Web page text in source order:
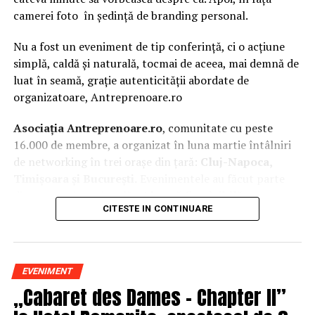
camerei foto în ședință de branding personal.
Nu a fost un eveniment de tip conferință, ci o acțiune
simplă, caldă și naturală, tocmai de aceea, mai demnă de
luat în seamă, grație autenticității abordate de
organizatoare, Antreprenoare.ro
Asociația Antreprenoare.ro, comunitate cu peste
16.000 de membre, a organizat în luna martie întâlniri
de networking în trei orașe din țară:
Cluj-Napoca,
campania națională„Aleg să fiu vizibilă„, o
inițiativă care combină sesiuni de fotografie de brand
prezentă, cu numele tău și cu afacerea ta, în spațiul
public.
La Cluj-Napoca, sesiunile foto au fost susținute de doi
fotografi profesioniști:Valentina Mihalache
CITESTE IN CONTINUARE
EVENIMENT
„Cabaret des Dames – Chapter II”